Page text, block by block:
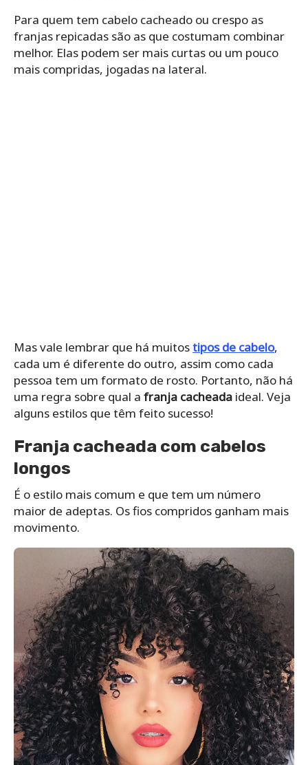
Para quem tem cabelo cacheado ou crespo as
franjas repicadas são as que costumam combinar
melhor. Elas podem ser mais curtas ou um pouco
mais compridas, jogadas na lateral.
Mas vale lembrar que há muitostipos de cabelo,
cada um é diferente do outro, assim como cada
pessoa tem um formato de rosto. Portanto, não há
uma regra sobre qual a franja cacheada ideal. Veja
alguns estilos que têm feito sucesso!
Franja cacheada com cabelos
longos
É o estilo mais comum e que tem um número
maior de adeptas. Os fios compridos ganham mais
movimento.